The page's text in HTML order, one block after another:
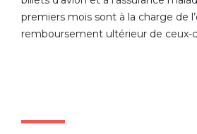
premiers mois sont à la charge de
remboursement ultérieur de ceux-